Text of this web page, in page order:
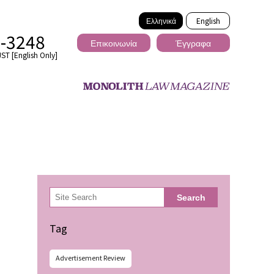
Ελληνικά English
3248
[English Only]
Επικοινωνία Έγγραφα
検
索 Search
Tag
Advertisement Review